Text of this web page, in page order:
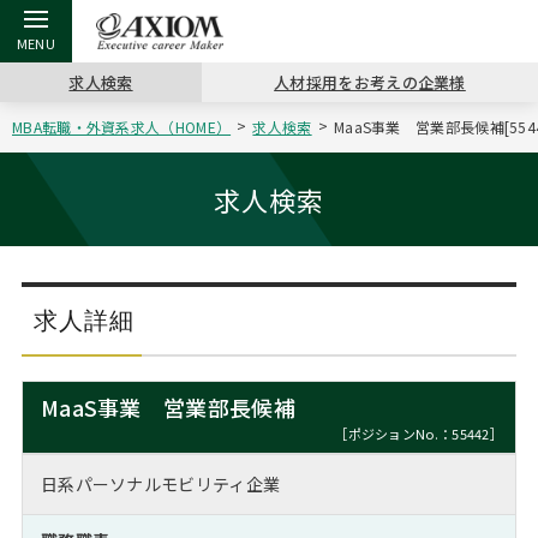
戻る
アクシアムの特長
戻る
コンサ
サービス案内
戻る
キャリ
コンサルタントの紹介
戻る
キャリア支援 TOP
キャリアデザイン講座
（最新求人市場動向）
戻る
MBAの
おわり
ステージ別アドバイス
MBAの転職事例
MBAからのFAQ
MBA留学生数の推移
戻る
日本か
戻る
転職ツール TOP
英文レジュメの書き方
戻る
パワー
職務経歴書の書き方
外資系／面接攻略のコツ
戻る
転職コラム TOP
“展”職相談室
転職市場の明日をよめ
キャリアに効く一冊
戻る
イベント・セミナー TOP
ジョブフェア
キャリアデザインセミナー
プロ経営者の特別セミナー
戻る
会社概要 TOP
沿革
主なクライアント
パブリシティ
求人検索 人材採用をお考えの企業様
MBA転職・外資系求人（HOME） 求人検索 MaaS事業 営業部長候補
求人検索
求人詳細
MaaS事業 営業部長候補
［ポジションNo.：55442］
日系パーソナルモビリティ企業